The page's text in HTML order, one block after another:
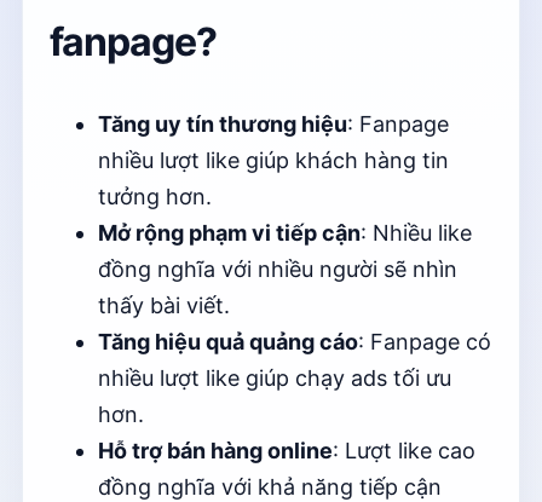
fanpage?
Tăng uy tín thương hiệu: Fanpage
nhiều lượt like giúp khách hàng tin
tưởng hơn.
Mở rộng phạm vi tiếp cận: Nhiều like
đồng nghĩa với nhiều người sẽ nhìn
thấy bài viết.
Tăng hiệu quả quảng cáo: Fanpage có
nhiều lượt like giúp chạy ads tối ưu
hơn.
Hỗ trợ bán hàng online: Lượt like cao
đồng nghĩa với khả năng tiếp cận